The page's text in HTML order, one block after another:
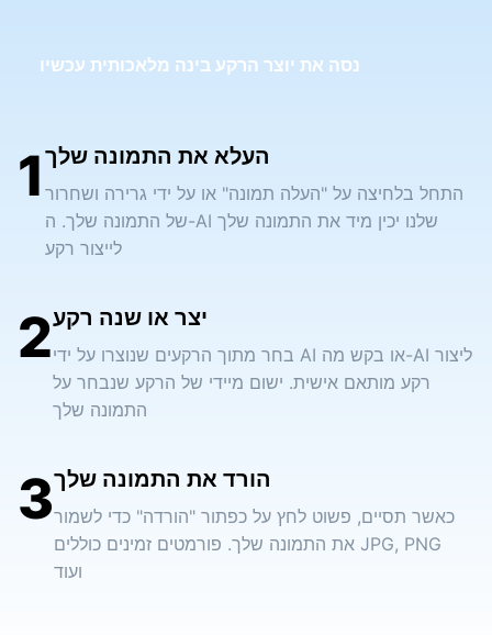
נסה את יוצר הרקע בינה מלאכותית עכשיו
1 העלא את התמונה שלך
התחל בלחיצה על "העלה תמונה" או על ידי גרירה ושחרור
של התמונה שלך. ה-AI שלנו יכין מיד את התמונה שלך
לייצור רקע
2יצר או שנה רקע
בחר מתוך הרקעים שנוצרו על ידי AI או בקש מה-AI ליצור
רקע מותאם אישית. ישום מיידי של הרקע שנבחר על
התמונה שלך
3הורד את התמונה שלך
כאשר תסיים, פשוט לחץ על כפתור "הורדה" כדי לשמור
את התמונה שלך. פורמטים זמינים כוללים JPG, PNG
ועוד